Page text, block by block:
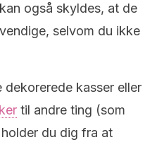
også skyldes, at de
selvom du ikke
kasser eller
til andre ting (som
du dig fra at